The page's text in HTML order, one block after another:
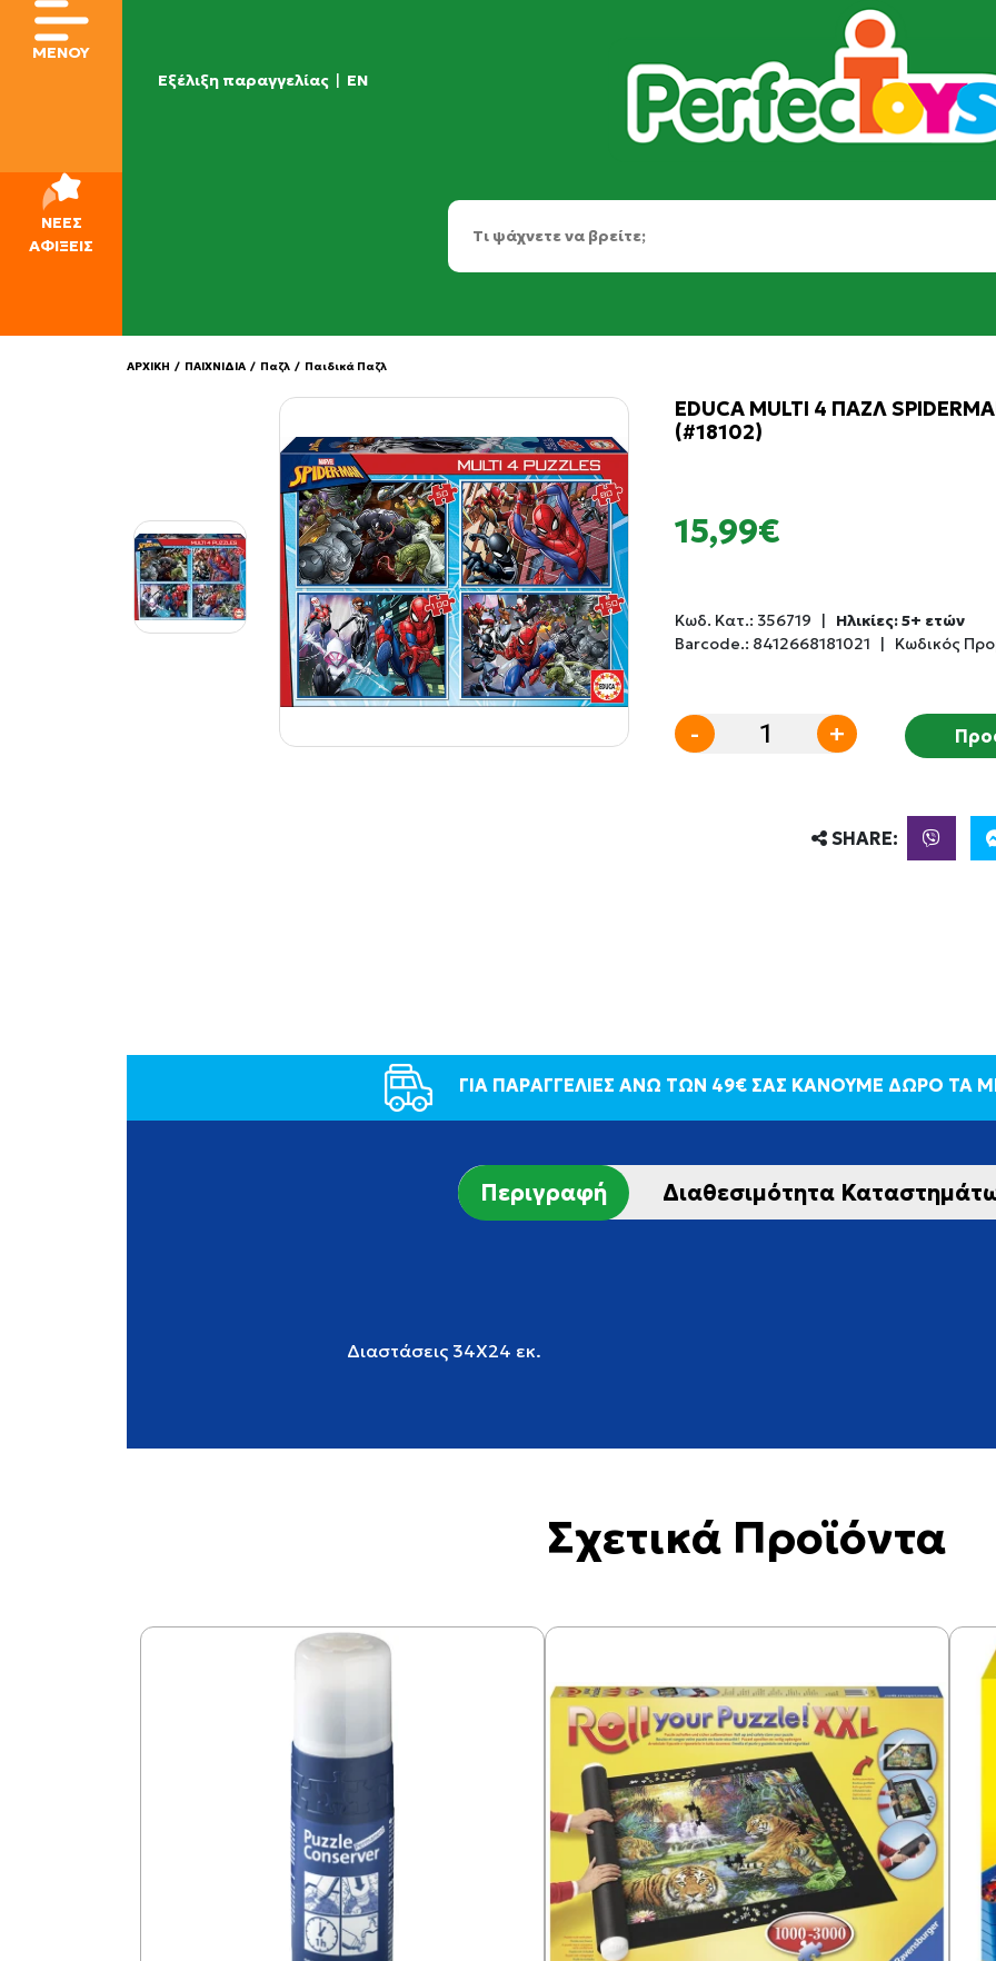
Εξέλιξη παραγγελίας | EN
ΜΕΝΟΥ
ΝΕΕΣ
ΑΦΙΞΕΙΣ
ΑΡΧΙΚΗ / ΠΑΙΧΝΙΔΙΑ / Παζλ / Παιδικά Παζλ
EDUCA MULTI 4 ΠΑΖΛ
(#18102)
15,99€
Κωδ. Κατ.: 356719 |
Ηλικίες: 5+ ετών
Barcode.: 8412668181021 | Κωδικός
- +
SHARE:
ΓΙΑ ΠΑΡΑΓΓΕΛΙΕΣ ΑΝΩ ΤΩΝ 49€ ΣΑΣ ΚΑΝΟΥΜΕ ΔΩΡΟ ΤΑ
Περιγραφή Διαθεσιμότητα
Διαστάσεις 34X24 εκ.
Σχετικά Προϊόντα